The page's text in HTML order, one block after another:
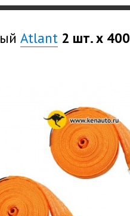
Atlant 2 шт. х